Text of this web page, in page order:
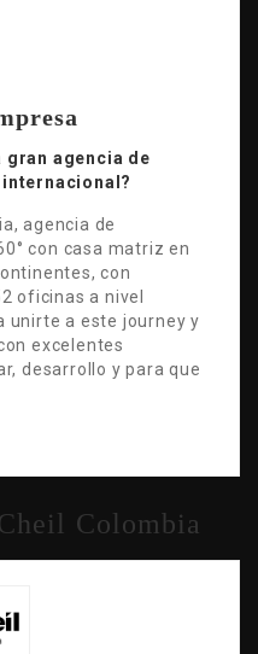
gran agencia de
agencia de
con casa matriz en
con
oficinas a nivel
unirte a este journey y
excelentes
desarrollo y para que
Colombia